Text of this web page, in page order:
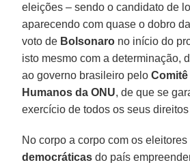
eleições – sendo o candidato de
aparecendo com quase o dobro
voto de Bolsonaro no início do
isto mesmo com a determinação,
ao governo brasileiro pelo
Humanos da ONU, de que se
exercício de todos os seus
No corpo a corpo com os
democráticas do país